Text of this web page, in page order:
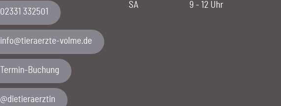
02331 332501
ed.emlov-etzreareit@ofni
Termin-Buchung
@dietieraerztin
SA
9 - 12 Uhr